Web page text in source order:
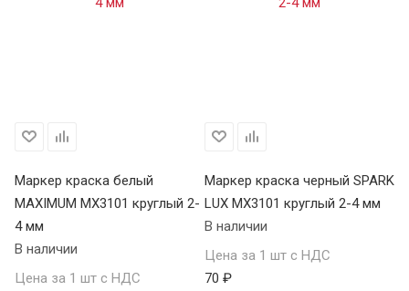
Маркер краска белый
MAXIMUM MX3101 круглый 2-
4 мм
В наличии
Цена за 1 шт с НДС
Маркер краска черный SPARK
LUX MX3101 круглый 2-4 мм
В наличии
Цена за 1 шт с НДС
70 ₽